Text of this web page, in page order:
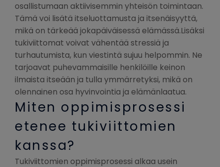
osallistumaan aktiivisemmin yhteisön toimintaan.
Tämä voi lisätä itseluottamusta ja itsenäisyyttä,
mikä on tärkeää jokapäiväisessä elämässä.Lisäksi
tukiviittomat voivat vähentää stressiä ja
turhautumista, kun viestintä sujuu helpommin. Ne
tarjoavat puhevammaisille henkilöille keinon
ilmaista itseään ja tulla ymmärretyksi, mikä on
olennainen osa hyvinvointia ja elämänlaatua.
Miten oppimisprosessi
etenee tukiviittomien
kanssa?
Tukiviittomien oppimisprosessi alkaa usein